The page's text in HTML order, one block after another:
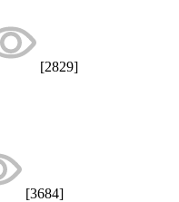
[2829]
[3684]